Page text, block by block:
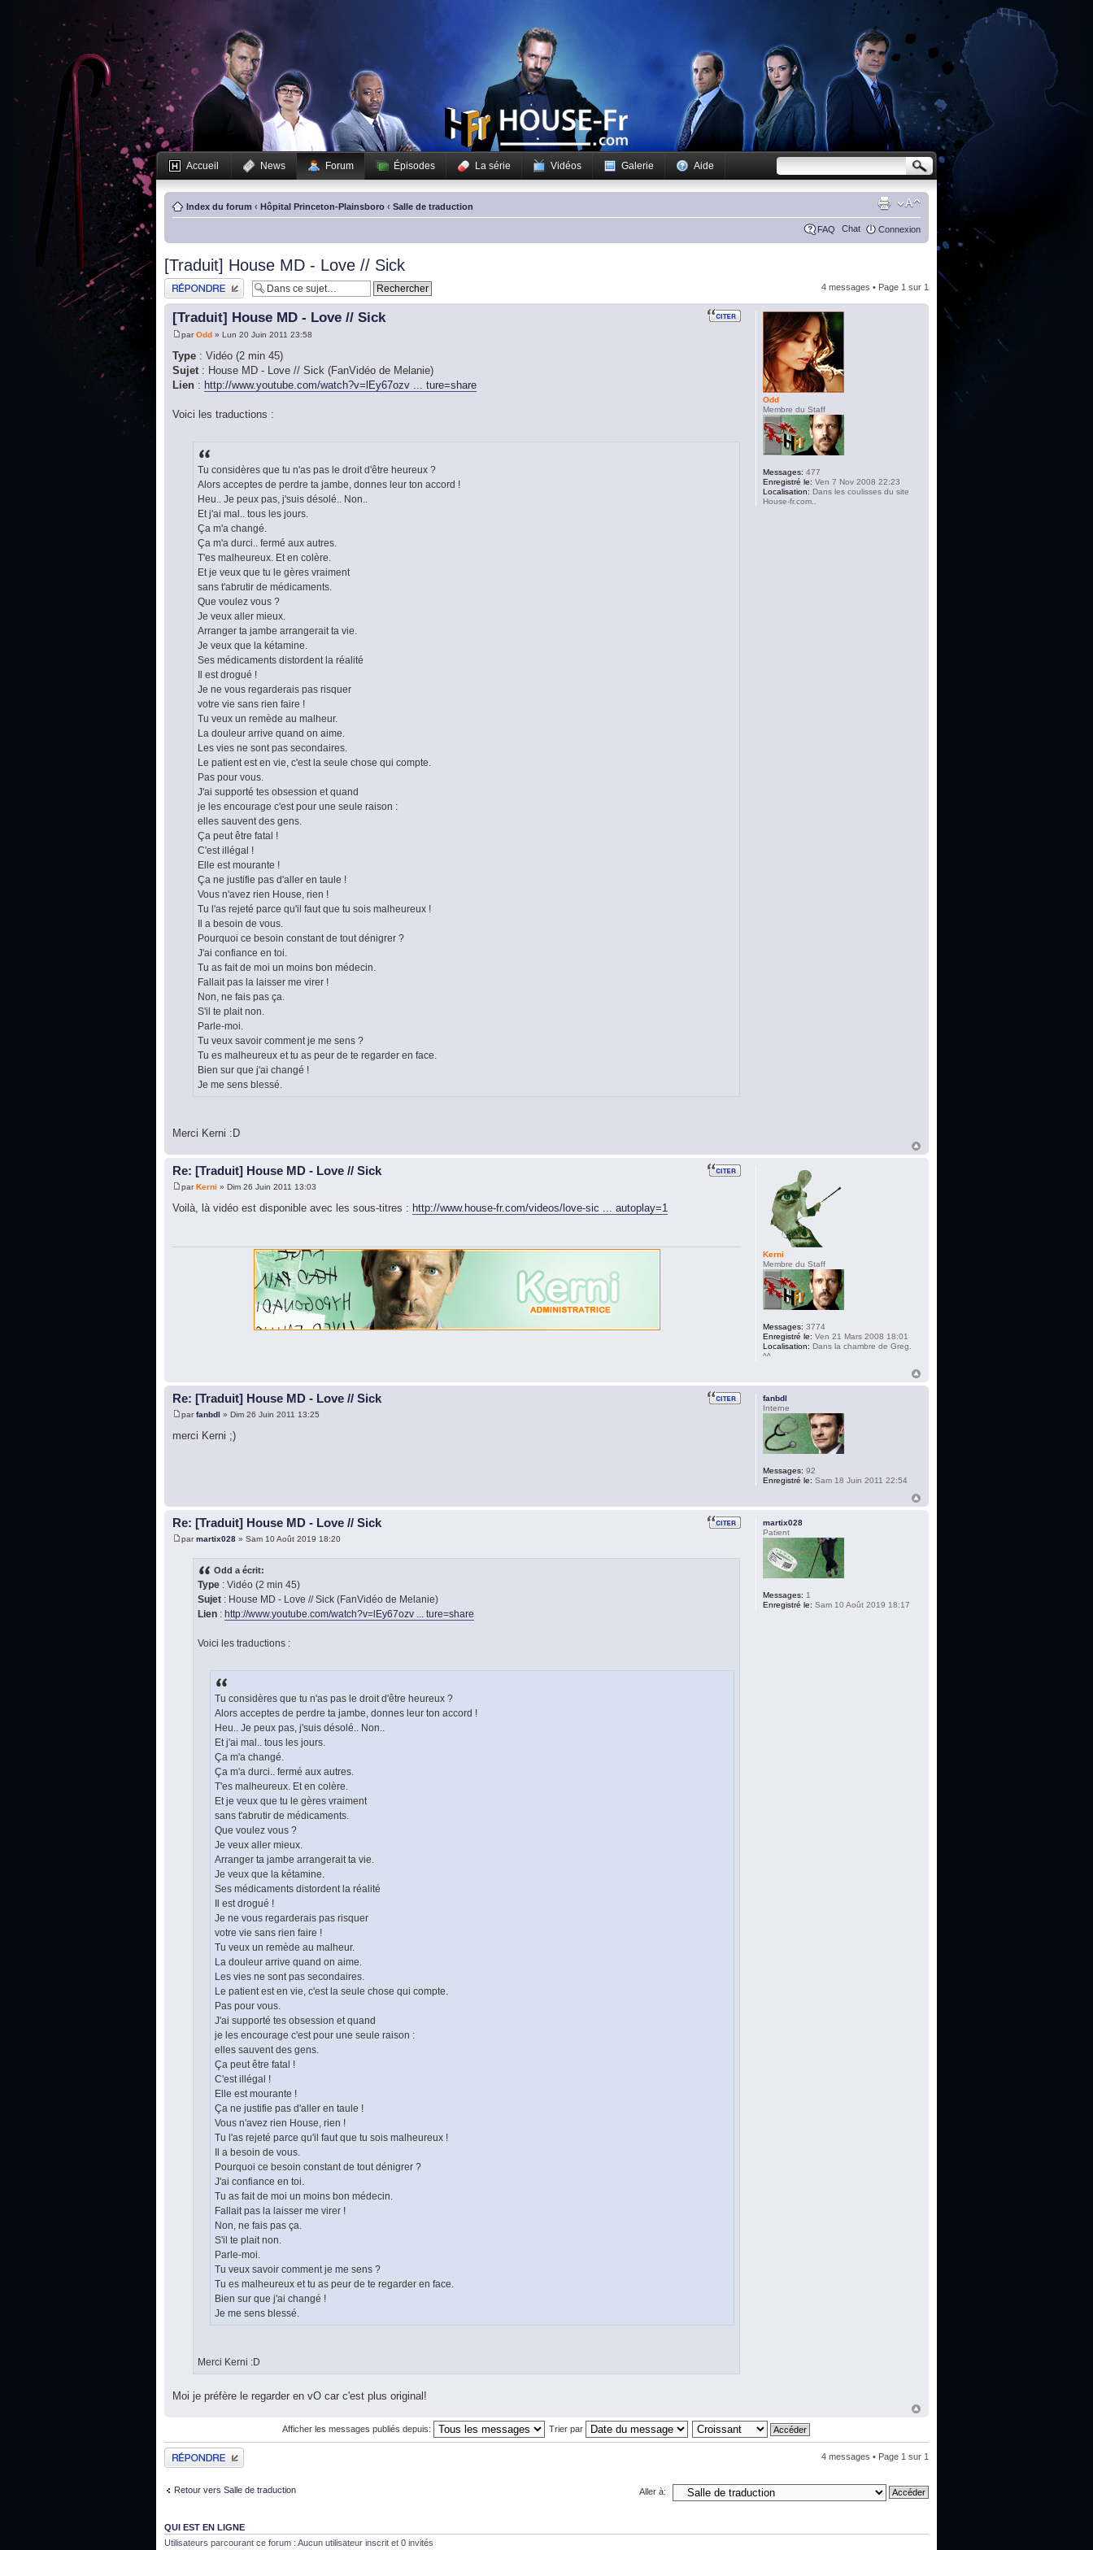
Accueil News Forum Épisodes La série Vidéos Galerie Aide
Index du forum ‹ Hôpital Princeton-Plainsboro ‹ Salle de traduction
FAQ Chat Connexion
[Traduit] House MD - Love // Sick
Publier une réponse 4 messages • Page 1 sur 1
[Traduit] House MD - Love // Sick
parOdd » Lun 20 Juin 2011 23:58
Type : Vidéo (2 min 45)
Sujet: House MD - Love // Sick (FanVidéo de Melanie)
Lien : http://www.youtube.com/watch?v=lEy67ozv ... ture=share
Voici les traductions :
Tu considères que tu n'as pas le droit d'être heureux ?
Alors acceptes de perdre ta jambe, donnes leur ton accord !
Heu.. Je peux pas, j'suis désolé.. Non..
Et j'ai mal.. tous les jours.
Ça m'a changé.
Ça m'a durci.. fermé aux autres.
T'es malheureux. Et en colère.
Et je veux que tu le gères vraiment
sans t'abrutir de médicaments.
Que voulez vous ?
Je veux aller mieux.
Arranger ta jambe arrangerait ta vie.
Je veux que la kétamine.
Ses médicaments distordent la réalité
Il est drogué !
Je ne vous regarderais pas risquer
votre vie sans rien faire !
Tu veux un remède au malheur.
La douleur arrive quand on aime.
Les vies ne sont pas secondaires.
Le patient est en vie, c'est la seule chose qui compte.
Pas pour vous.
J'ai supporté tes obsession et quand
je les encourage c'est pour une seule raison :
elles sauvent des gens.
Ça peut être fatal !
C'est illégal !
Elle est mourante !
Ça ne justifie pas d'aller en taule !
Vous n'avez rien House, rien !
Tu l'as rejeté parce qu'il faut que tu sois malheureux !
Il a besoin de vous.
Pourquoi ce besoin constant de tout dénigrer ?
J'ai confiance en toi.
Tu as fait de moi un moins bon médecin.
Fallait pas la laisser me virer !
Non, ne fais pas ça.
S'il te plait non.
Parle-moi.
Tu veux savoir comment je me sens ?
Tu es malheureux et tu as peur de te regarder en face.
Bien sur que j'ai changé !
Je me sens blessé.
Merci Kerni :D
Odd
Membre du Staff
Messages: 477
Enregistré le: Ven 7 Nov 2008 22:23
Localisation: Dans les coulisses du site
House-fr.com..
Re: [Traduit] House MD - Love // Sick
parKerni » Dim 26 Juin 2011 13:03
Voilà, là vidéo est disponible avec les sous-titres : http://www.house-fr.com/videos/love-sic ... autoplay=1
Kerni
Membre du Staff
Messages: 3774
Enregistré le: Ven 21 Mars 2008 18:01
Localisation: Dans la chambre de Greg.
^^
Re: [Traduit] House MD - Love // Sick
parfanbdl » Dim 26 Juin 2011 13:25
merci Kerni ;)
fanbdl
Interne
Messages: 92
Enregistré le: Sam 18 Juin 2011 22:54
Re: [Traduit] House MD - Love // Sick
parmartix028 » Sam 10 Août 2019 18:20
Odd a écrit:
Type : Vidéo (2 min 45)
Sujet : House MD - Love // Sick (FanVidéo de Melanie)
Lien : http://www.youtube.com/watch?v=lEy67ozv ... ture=share
Voici les traductions :
Tu considères que tu n'as pas le droit d'être heureux ?
Alors acceptes de perdre ta jambe, donnes leur ton accord !
Heu.. Je peux pas, j'suis désolé.. Non..
Et j'ai mal.. tous les jours.
Ça m'a changé.
Ça m'a durci.. fermé aux autres.
T'es malheureux. Et en colère.
Et je veux que tu le gères vraiment
sans t'abrutir de médicaments.
Que voulez vous ?
Je veux aller mieux.
Arranger ta jambe arrangerait ta vie.
Je veux que la kétamine.
Ses médicaments distordent la réalité
Il est drogué !
Je ne vous regarderais pas risquer
votre vie sans rien faire !
Tu veux un remède au malheur.
La douleur arrive quand on aime.
Les vies ne sont pas secondaires.
Le patient est en vie, c'est la seule chose qui compte.
Pas pour vous.
J'ai supporté tes obsession et quand
je les encourage c'est pour une seule raison :
elles sauvent des gens.
Ça peut être fatal !
C'est illégal !
Elle est mourante !
Ça ne justifie pas d'aller en taule !
Vous n'avez rien House, rien !
Tu l'as rejeté parce qu'il faut que tu sois malheureux !
Il a besoin de vous.
Pourquoi ce besoin constant de tout dénigrer ?
J'ai confiance en toi.
Tu as fait de moi un moins bon médecin.
Fallait pas la laisser me virer !
Non, ne fais pas ça.
S'il te plait non.
Parle-moi.
Tu veux savoir comment je me sens ?
Tu es malheureux et tu as peur de te regarder en face.
Bien sur que j'ai changé !
Je me sens blessé.
Merci Kerni :D
Moi je préfère le regarder en vO car c'est plus original!
martix028
Patient
Messages: 1
Enregistré le: Sam 10 Août 2019 18:17
Afficher les messages publiés depuis: Trier par
Publier une réponse 4 messages • Page 1 sur 1
Retour vers Salle de traduction Aller à:
QUI EST EN LIGNE
Utilisateurs parcourant ce forum : Aucun utilisateur inscrit et 0 invités